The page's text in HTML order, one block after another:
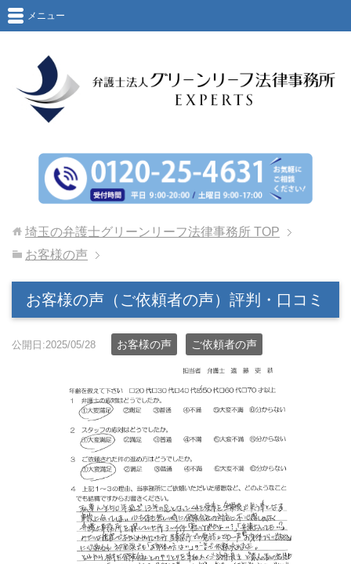
メニュー
埼玉の弁護士グリーンリーフ法律事務所 TOP
お客様の声
お客様の声（ご依頼者の声）評判・口コミ
公開日:2025/05/28 お客様の声 ご依頼者の声